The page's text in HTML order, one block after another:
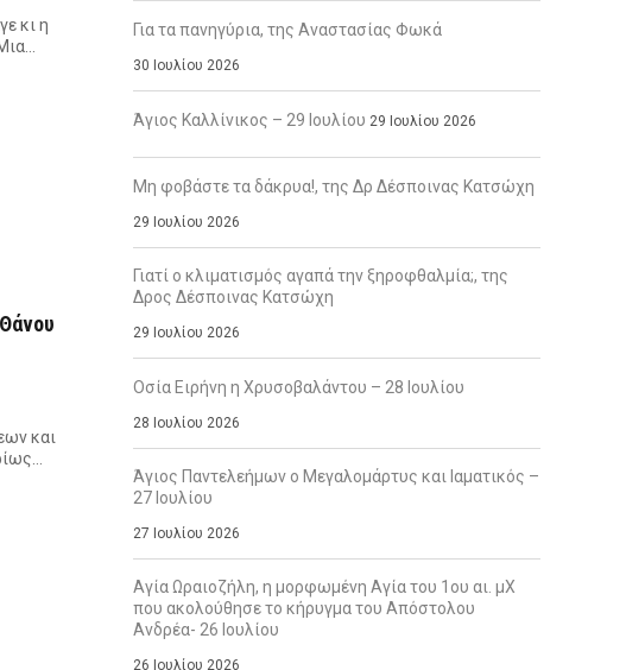
κι η
και
Για τα πανηγύρια, της Αναστασίας Φωκά
30 Ιουλίου 2026
Άγιος Καλλίνικος – 29 Ιουλίου 29 Ιουλίου 2026
Μη φοβάστε τα δάκρυα!, της Δρ Δέσποινας Κατσώχη
29 Ιουλίου 2026
Γιατί ο κλιματισμός αγαπά την ξηροφθαλμία;, της
Δρος Δέσποινας Κατσώχη
29 Ιουλίου 2026
Οσία Ειρήνη η Χρυσοβαλάντου – 28 Ιουλίου
28 Ιουλίου 2026
Άγιος Παντελεήμων ο Μεγαλομάρτυς και Ιαματικός –
27 Ιουλίου
27 Ιουλίου 2026
Αγία Ωραιοζήλη, η μορφωμένη Αγία του 1ου αι. μΧ
που ακολούθησε το κήρυγμα του Απόστολου
Ανδρέα- 26 Ιουλίου
26 Ιουλίου 2026